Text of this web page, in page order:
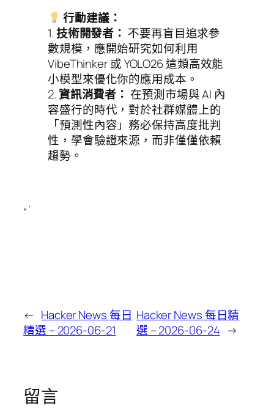
行動建議：
1.技術開發者： 不要再盲目追求參
數規模，應開始研究如何利用
VibeThinker 或 YOLO26 這類高效能
小模型來優化你的應用成本。
2.資訊消費者： 在預測市場與 AI 內
容盛行的時代，對於社群媒體上的
「預測性內容」務必保持高度批判
性，學會驗證來源，而非僅僅依賴
趨勢。
“`
← Hacker News 每日
精選 – 2026-06-21
Hacker News 每日精
選 – 2026-06-24 →
留言